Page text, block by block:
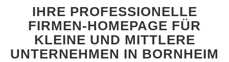
IHRE PROFESSIONELLE
FIRMEN-HOMEPAGE FÜR
KLEINE UND MITTLERE
UNTERNEHMEN IN BORNHEIM